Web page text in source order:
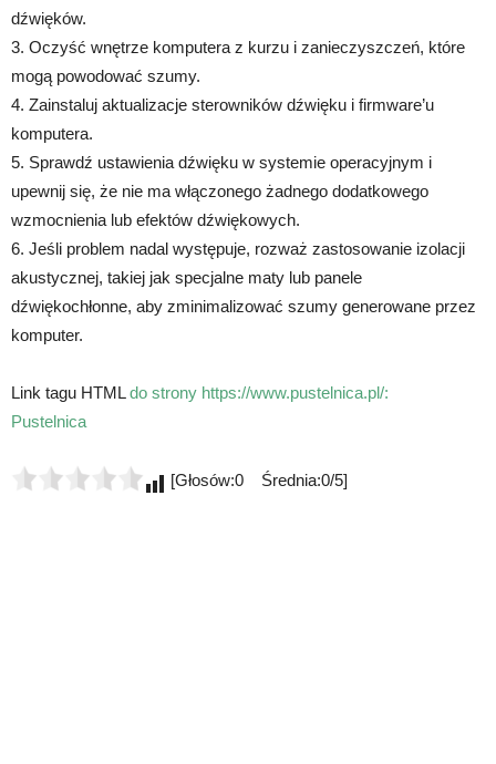
dźwięków.
3. Oczyść wnętrze komputera z kurzu i zanieczyszczeń, które
mogą powodować szumy.
4. Zainstaluj aktualizacje sterowników dźwięku i firmware’u
komputera.
5. Sprawdź ustawienia dźwięku w systemie operacyjnym i
upewnij się, że nie ma włączonego żadnego dodatkowego
wzmocnienia lub efektów dźwiękowych.
6. Jeśli problem nadal występuje, rozważ zastosowanie izolacji
akustycznej, takiej jak specjalne maty lub panele
dźwiękochłonne, aby zminimalizować szumy generowane przez
komputer.
Link tagu HTMLdo strony https://www.pustelnica.pl/:
Pustelnica
[Głosów:0 Średnia:0/5]